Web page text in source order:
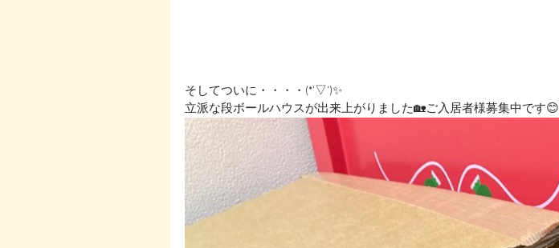
そしてついに・・・・(*'▽')✨
立派な段ボールハウスが出来上がりました🏡ご入居者様募集中です😊